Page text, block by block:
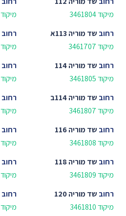
מיקוד 3461804
מיקוד 3461706
רחוב שד מוריה 113א
מיקוד 3461707
רחוב
מיקוד 3461708
רחוב שד מוריה 114
מיקוד 3461805
רחוב
מיקוד 3461806
רחוב שד מוריה 114ב
מיקוד 3461807
רחוב
מיקוד 3461709
רחוב שד מוריה 116
מיקוד 3461808
רחוב
מיקוד 3461710
רחוב שד מוריה 118
מיקוד 3461809
רחוב
מיקוד 3461711
רחוב שד מוריה 120
מיקוד 3461810
רחוב
מיקוד 3461811